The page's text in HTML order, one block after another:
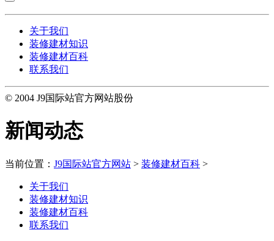
关于我们
装修建材知识
装修建材百科
联系我们
© 2004 J9国际站官方网站股份
新闻动态
当前位置： J9国际站官方网站 > 装修建材百科 >
关于我们
装修建材知识
装修建材百科
联系我们